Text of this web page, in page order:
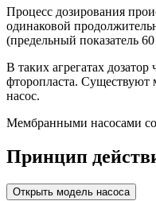
Процесс дозирования
одинаковой
(предельный показатель
В таких агрегатах
фторопласта. Существуют
насос.
Мембранными насосами
Принцип
Открыть модель насоса